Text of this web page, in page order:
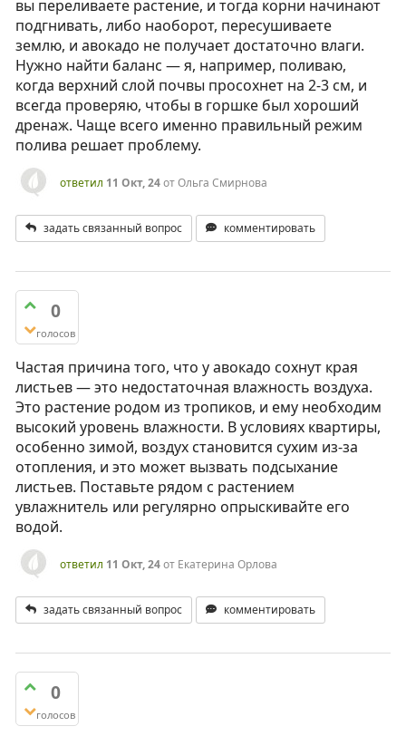
вы переливаете растение, и тогда корни начинают
подгнивать, либо наоборот, пересушиваете
землю, и авокадо не получает достаточно влаги.
Нужно найти баланс — я, например, поливаю,
когда верхний слой почвы просохнет на 2-3 см, и
всегда проверяю, чтобы в горшке был хороший
дренаж. Чаще всего именно правильный режим
полива решает проблему.
ответил 11 Окт, 24отОльга Смирнова
задать связанный вопрос комментировать
0
голосов
Частая причина того, что у авокадо сохнут края
листьев — это недостаточная влажность воздуха.
Это растение родом из тропиков, и ему необходим
высокий уровень влажности. В условиях квартиры,
особенно зимой, воздух становится сухим из-за
отопления, и это может вызвать подсыхание
листьев. Поставьте рядом с растением
увлажнитель или регулярно опрыскивайте его
водой.
ответил 11 Окт, 24от Екатерина Орлова
задать связанный вопрос комментировать
0
голосов